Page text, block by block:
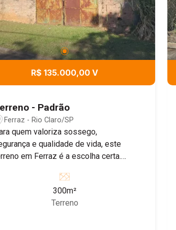
R$ 135.000,00 V
- Padrão
Ferraz - Rio Claro/SP
quem valoriza sossego,
e qualidade de vida, este
em Ferraz é a escolha certa.
acolhedor, é o espaço ideal para
o lar dos seus sonhos, longe
estresse urbano. O local oferece
300m²
Terreno